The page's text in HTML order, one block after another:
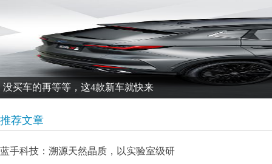
没买车的再等等，这4款新车就快来
推荐文章
蓝手科技：溯源天然晶质，以实验室级研